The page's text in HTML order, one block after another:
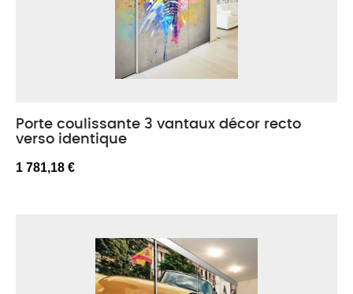
Porte coulissante 3 vantaux décor recto
verso identique
1 781,18 €